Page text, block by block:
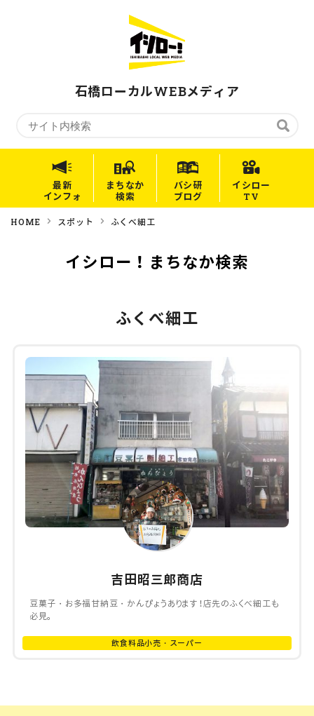
石橋ローカルWEBメディア
最新
インフォ
まちなか
検索
バシ研
ブログ
イシロー
TV
HOME スポット ふくべ細工
イシロー！まちなか検索
ふくべ細工
吉田昭三郎商店
豆菓子・お多福甘納豆・かんぴょうあります！店先のふくべ細工も
必見。
飲食料品小売・スーパー